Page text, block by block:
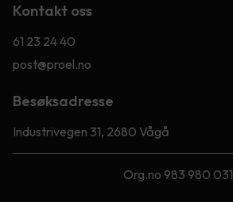
Kontakt oss
61 23 24 40
post@proel.no
Besøksadresse
Industrivegen 31, 2680 Vågå
Org.no 983 980 031